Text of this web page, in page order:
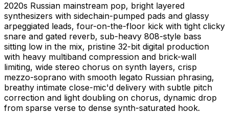
2020s Russian mainstream pop, bright layered
synthesizers with sidechain-pumped pads and glassy
arpeggiated leads, four-on-the-floor kick with tight clicky
snare and gated reverb, sub-heavy 808-style bass
sitting low in the mix, pristine 32-bit digital production
with heavy multiband compression and brick-wall
limiting, wide stereo chorus on synth layers, crisp
mezzo-soprano with smooth legato Russian phrasing,
breathy intimate close-mic'd delivery with subtle pitch
correction and light doubling on chorus, dynamic drop
from sparse verse to dense synth-saturated hook.